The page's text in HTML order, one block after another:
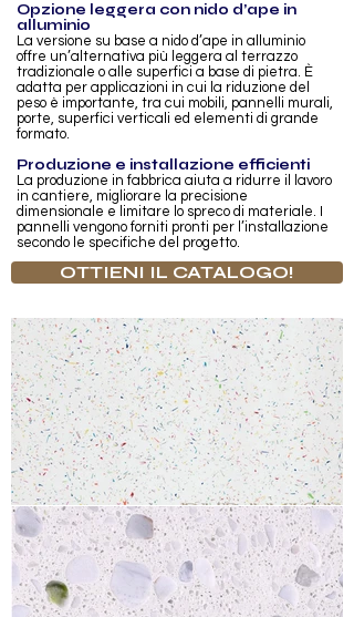
Opzione leggera con nido d’ape in
alluminio
La versione su base a nido d’ape in alluminio
offre un’alternativa più leggera al terrazzo
tradizionale o alle superfici a base di pietra. È
adatta per applicazioni in cui la riduzione del
peso è importante, tra cui mobili, pannelli murali,
porte, superfici verticali ed elementi di grande
formato.
Produzione e installazione efficienti
La produzione in fabbrica aiuta a ridurre il lavoro
in cantiere, migliorare la precisione
dimensionale e limitare lo spreco di materiale. I
pannelli vengono forniti pronti per l’installazione
secondo le specifiche del progetto.
OTTIENI IL CATALOGO!